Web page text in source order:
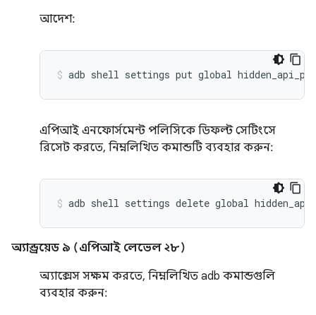
আদেশ:
এপিআই এনফোর্সমেন্ট পলিসিকে ডিফল্ট সেটিংসে
রিসেট করতে, নিম্নলিখিত কমান্ডটি ব্যবহার করুন:
অ্যান্ড্রয়েড ৯ (এপিআই লেভেল ২৮)
অ্যাক্সেস সক্ষম করতে, নিম্নলিখিত adb কমান্ডগুলি
ব্যবহার করুন: